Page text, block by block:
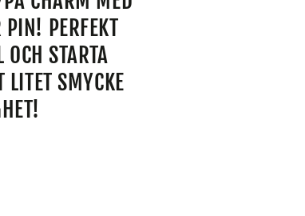
PIN! PERFEKT
STARTA
LITET SMYCKE